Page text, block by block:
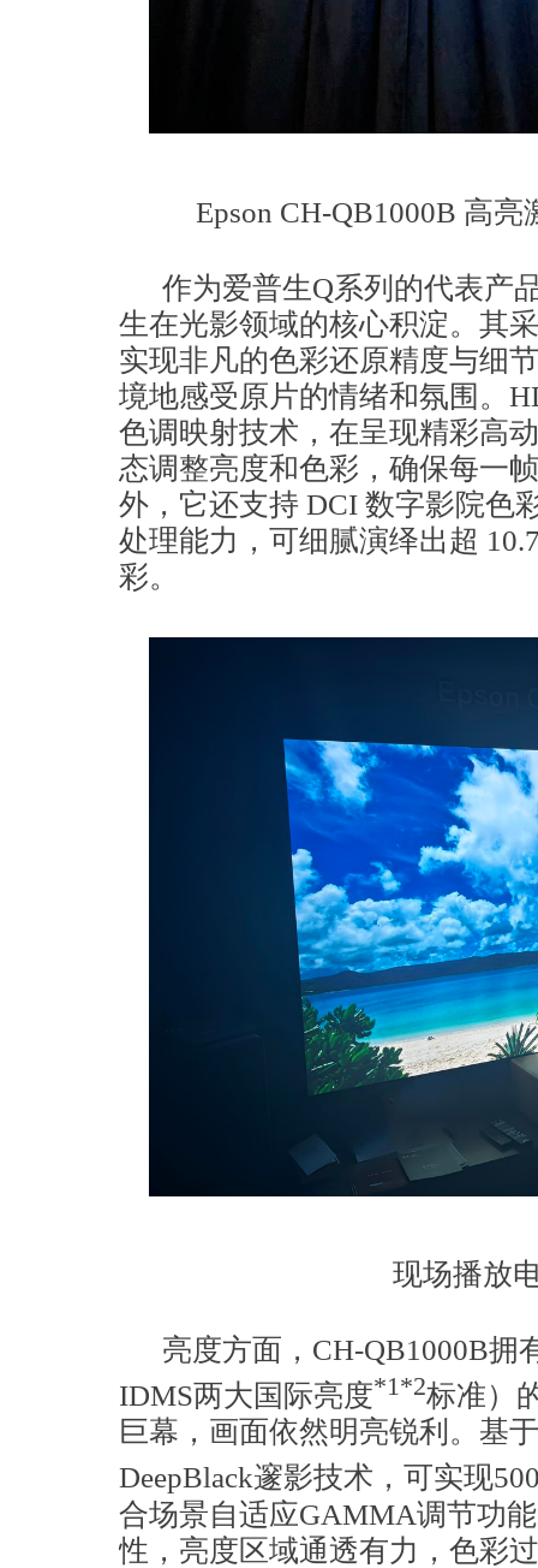
Epson CH-QB1000B 高
作为爱普生Q系列的代表产
生在光影领域的核心积淀。其
实现非凡的色彩还原精度与细
境地感受原片的情绪和氛围。
色调映射技术，在呈现精彩高
态调整亮度和色彩，确保每一
外，它还支持 DCI 数字影院色
处理能力，可细腻演绎出超
彩。
现场播放
亮度方面，CH-QB1000B拥
IDMS两大国际亮度*1*2标准）
巨幕，画面依然明亮锐利。基
DeepBlack邃影技术，可实现
合场景自适应GAMMA调节功
性，亮度区域通透有力，色彩